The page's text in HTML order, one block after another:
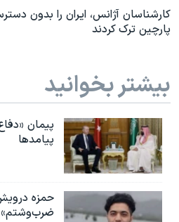
کارشناسان آژانس، ايران را بدون
پارچين ترک کردند
بیشتر بخوانید
پیمان
پیامدها
حمزه
ضرب‌وشتم»